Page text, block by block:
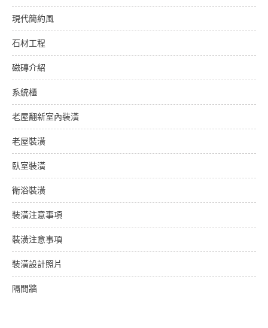
現代簡約風
石材工程
磁磚介紹
系統櫃
老屋翻新室內裝潢
老屋裝潢
臥室裝潢
衛浴裝潢
裝潢注意事項
裝潢注意事項
裝潢設計照片
隔間牆